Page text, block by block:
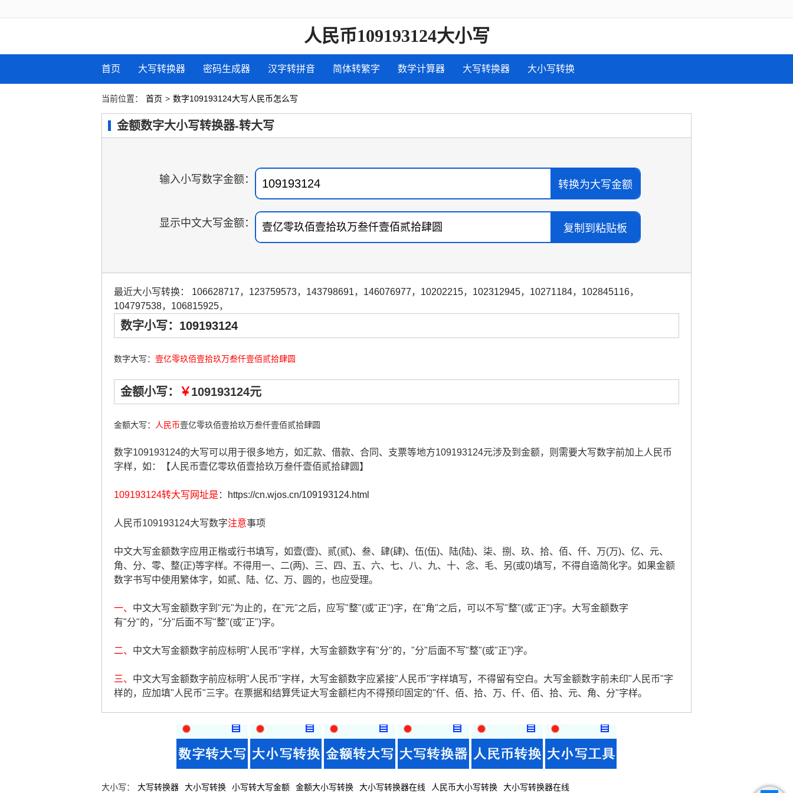
人民币109193124大小写
首页 大写转换器 密码生成器 汉字转拼音 简体转繁字 数学计算器 大写转换器 大小写转换
当前位置： 首页 > 数字109193124大写人民币怎么写
金额数字大小写转换器-转大写
输入小写数字金额：
显示中文大写金额：
最近大小写转换： 106628717， 123759573， 143798691， 146076977， 10202215， 102312945， 10271184， 102845116，
104797538， 106815925，
数字小写： 109193124
数字大写： 壹亿零玖佰壹拾玖万叁仟壹佰贰拾肆圆
金额小写： ￥109193124元
金额大写： 人民币壹亿零玖佰壹拾玖万叁仟壹佰贰拾肆圆
数字109193124的大写可以用于很多地方，如汇款、借款、合同、支票等地方109193124元涉及到金额，则需要大写数字前加上人民币
字样，如：【人民币壹亿零玖佰壹拾玖万叁仟壹佰贰拾肆圆】
109193124转大写网址是 ： https://cn.wjos.cn/109193124.html
人民币109193124大写数字注意事项
中文大写金额数字应用正楷或行书填写，如壹(壹)、贰(贰)、叁、肆(肆)、伍(伍)、陆(陆)、柒、捌、玖、拾、佰、仟、万(万)、亿、元、
角、分、零、整(正)等字样。不得用一、二(两)、三、四、五、六、七、八、九、十、念、毛、另(或0)填写，不得自造简化字。如果金额
数字书写中使用繁体字，如贰、陆、亿、万、圆的，也应受理。
一、 中文大写金额数字到"元"为止的，在"元"之后，应写"整"(或"正")字，在"角"之后，可以不写"整"(或"正")字。大写金额数字
有"分"的，"分"后面不写"整"(或"正")字。
二、 中文大写金额数字前应标明"人民币"字样，大写金额数字有"分"的，"分"后面不写"整"(或"正")字。
三、 中文大写金额数字前应标明"人民币"字样，大写金额数字应紧接"人民币"字样填写，不得留有空白。大写金额数字前未印"人民币"字
样的，应加填"人民币"三字。在票据和结算凭证大写金额栏内不得预印固定的"仟、佰、拾、万、仟、佰、拾、元、角、分"字样。
大小写： 大写转换器 大小写转换 小写转大写金额 金额大小写转换 大小写转换器在线 人民币大小写转换 大小写转换器在线